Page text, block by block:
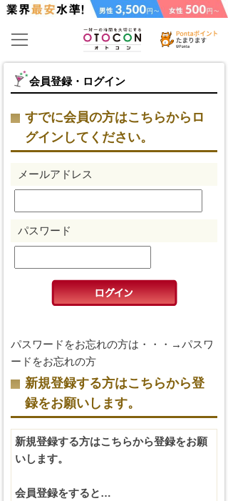
会員登録・ログイン
すでに会員の方はこちらからロ
グインしてください。
メールアドレス
パスワード
パスワードをお忘れの方は・・・→パスワ
ードをお忘れの方
新規登録する方はこちらから登
録をお願いします。
新規登録する方はこちらから登録をお願
いします。
会員登録をすると…